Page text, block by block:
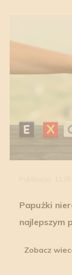
Papużki
najlepszym
Zobacz